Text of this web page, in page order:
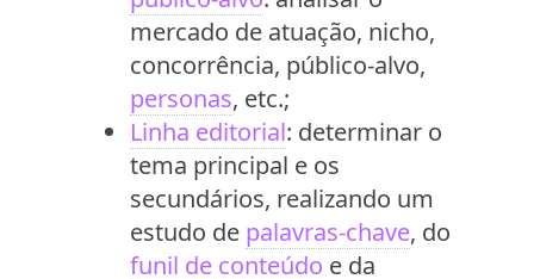
mercado de atuação, nicho,
concorrência, público-alvo,
personas, etc.;
Linha editorial: determinar o
tema principal e os
secundários, realizando um
estudo de palavras-chave, do
funil de conteúdo e da